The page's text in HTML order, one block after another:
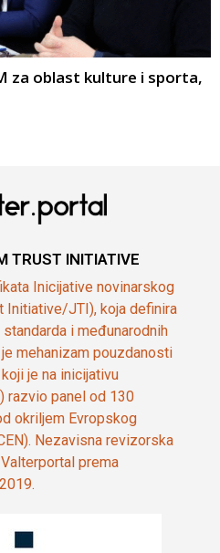
za oblast kulture i sporta,
TRUST INITIATIVE
Inicijative novinarskog
Initiative/JTI), koja definira
i međunarodnih
mehanizam pouzdanosti
je na inicijativu
razvio panel od 130
okriljem Evropskog
Nezavisna revizorska
prema